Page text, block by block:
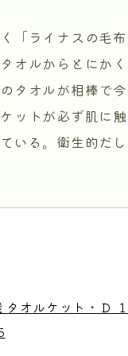
ライナスの毛
オルからとにか
タオルが相棒で
ットが必ず肌に
いる。衛生的だ
オルケット・Ｄ